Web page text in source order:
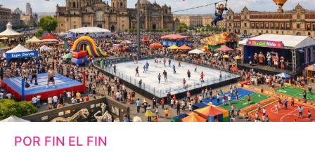
POR FIN EL FIN